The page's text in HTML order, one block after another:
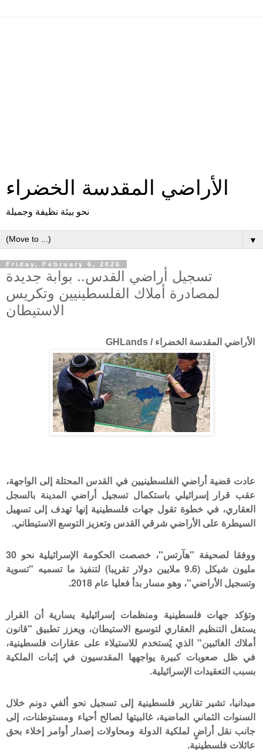
الأراضي المقدسة الخضراء
نحو بيئة نظيفة وجميلة
▼
Friday, February 6, 2026
تسجيل أراضي القدس.. بوابة جديدة
لمصادرة أملاك الفلسطينيين وتكريس
الاستيطان
الأراضي المقدسة الخضراء / GHLands
عادت قضية أراضي الفلسطينيين في القدس المحتلة إلى الواجهة،
عقب قرار إسرائيلي باستكمال تسجيل أراضي المدينة بالسجل
العقاري، في خطوة تقول جهات فلسطينية إنها تهدف إلى تسهيل
السيطرة على الأراضي شرقي القدس وتعزيز التوسع الاستيطاني.
ووفقا لصحيفة "هآرتس"، خصصت الحكومة الإسرائيلية نحو 30
مليون شيكل (9.6 ملايين دولار تقريبا) لتنفيذ ما تسميه "تسوية
وتسجيل الأراضي"، وهو مسار بدأ فعليا عام 2018.
وتؤكد جهات فلسطينية ومنظمات إسرائيلية يسارية أن القرار
يستغل التنظيم العقاري لتوسيع الاستيطان، ويعزز تطبيق "قانون
أملاك الغائبين" الذي يُستخدم للاستيلاء على عقارات فلسطينية،
في ظل صعوبات كبيرة يواجهها المقدسيون في إثبات الملكية
بسبب التعقيدات الإسرائيلية.
ميدانيا، تشير تقارير فلسطينية إلى تسجيل نحو ألفي دونم خلال
السنوات الثماني الماضية، غالبيتها لصالح أحياء ومستوطنات، إلى
جانب نقل أراضٍ لملكية الدولة ومحاولات إصدار أوامر إخلاء بحق
عائلات فلسطينية.